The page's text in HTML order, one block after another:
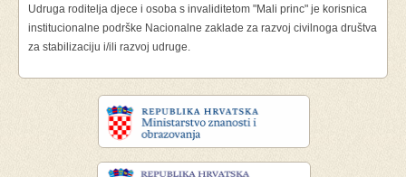
Udruga roditelja djece i osoba s invaliditetom "Mali princ" je korisnica
institucionalne podrške Nacionalne zaklade za razvoj civilnoga društva
za stabilizaciju i/ili razvoj udruge.